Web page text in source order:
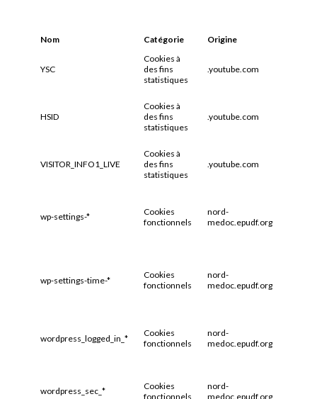
Nom Catégorie Origine
YSC
Cookies à
des fins
statistiques
.youtube.com
HSID
Cookies à
des fins
statistiques
.youtube.com
VISITOR_INFO1_LIVE
Cookies à
des fins
statistiques
.youtube.com
wp-settings-*
Cookies
fonctionnels
nord-
medoc.epudf.org
wp-settings-time-*
Cookies
fonctionnels
nord-
medoc.epudf.org
wordpress_logged_in_*
Cookies
fonctionnels
nord-
medoc.epudf.org
wordpress_sec_*
Cookies
fonctionnels
nord-
medoc.epudf.org